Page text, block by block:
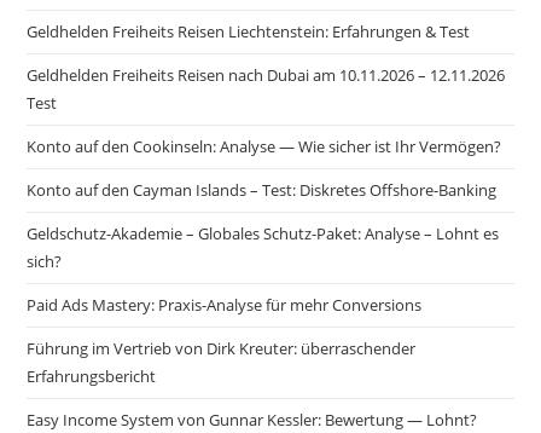
Geldhelden Freiheits Reisen Liechtenstein: Erfahrungen & Test
Geldhelden Freiheits Reisen nach Dubai am 10.11.2026 – 12.11.2026
Test
Konto auf den Cookinseln: Analyse — Wie sicher ist Ihr Vermögen?
Konto auf den Cayman Islands – Test: Diskretes Offshore-Banking
Geldschutz-Akademie – Globales Schutz-Paket: Analyse – Lohnt es
sich?
Paid Ads Mastery: Praxis-Analyse für mehr Conversions
Führung im Vertrieb von Dirk Kreuter: überraschender
Erfahrungsbericht
Easy Income System von Gunnar Kessler: Bewertung — Lohnt?